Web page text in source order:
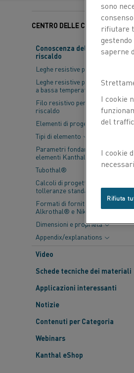
CENTRO DELLE CONOSCENZE
Conoscenza del materiale da
riscaldo
Leghe resistive per riscaldo
Leghe resistive per applicazioni
a bassa temperatura
Filo resistivo per trefoli di
riscaldo
Elementi di progettazione
Tipi di elemento
Parametri fondamentali per gli
elementi Kanthal®
Tubothal®
Calcoli di progettazione e
tolleranze standard
Formati di fornitura- Kanthal®,
Alkrothal® e Nikrothal®
Dimensioni e proprietà
Appendix/explanations
Video
Schede tecniche dei materiali
Applicazioni interessanti
Notizie
Contenuti per Categoria
Webinars
Kanthal eShop
sono
rifiutare
saperne
I cookie
del
I cookie
Rifiuta